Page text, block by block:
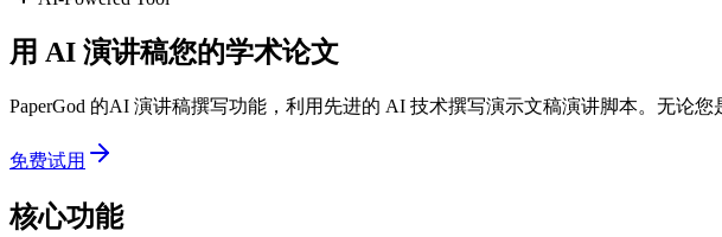
用 AI 演讲稿您的学术论文
PaperGod 的AI 演讲稿撰写功能，利用先进的 AI 技术撰写演示文稿演讲脚本。无论
免费试用
核心功能